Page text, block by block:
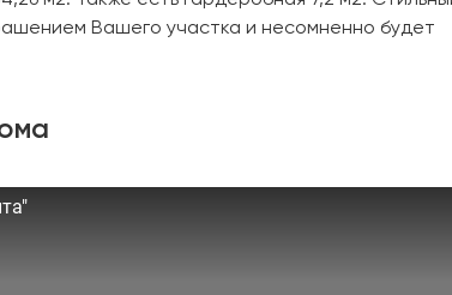
Вашего участка и несомненно будет